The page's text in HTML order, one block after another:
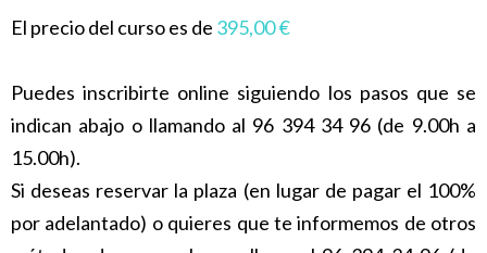
El precio del curso es de 395,00 €
Puedes inscribirte online siguiendo los pasos que se
indican abajo o llamando al 96 394 34 96 (de 9.00h a
15.00h).
Si deseas reservar la plaza (en lugar de pagar el 100%
por adelantado) o quieres que te informemos de otros